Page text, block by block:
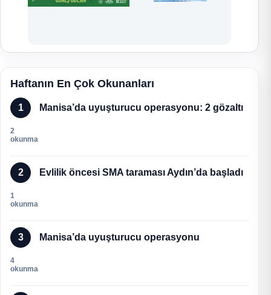
Haftanın En Çok Okunanları
1 Manisa’da uyuşturucu operasyonu: 2 gözaltı
2
okunma
2 Evlilik öncesi SMA taraması Aydın’da başladı
1
okunma
3 Manisa’da uyuşturucu operasyonu
4
okunma